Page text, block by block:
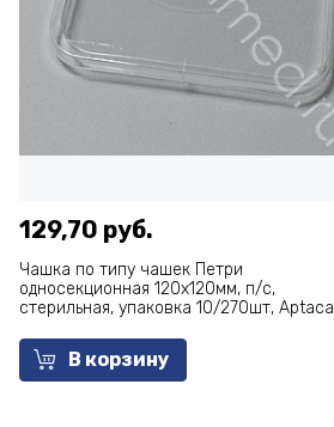
129,70 руб.
Чашка по типу чашек Петри
односекционная 120х120мм, п/с,
стерильная, упаковка 10/270шт, Aptaca
В корзину